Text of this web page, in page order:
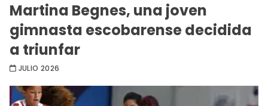
Martina Begnes, una joven
gimnasta escobarense decidida
a triunfar
JULIO 2026